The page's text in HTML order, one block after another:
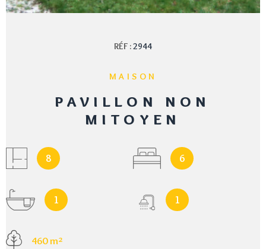
RÉF :2944
MAISON
PAVILLON NON
MITOYEN
8 6
1 1
460 m²